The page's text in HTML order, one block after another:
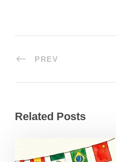
PREV
Related Posts